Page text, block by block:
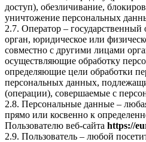
доступ), обезличивание,
уничтожение персональных
2.7. Оператор –
орган, юридическое или
совместно с другими лицами
осуществляющие обработку
определяющие цели обработки
персональных данных,
(операции), совершаемые с
2.8. Персональные данные –
прямо или косвенно к
Пользователю веб-сайта https://
2.9. Пользователь – любой